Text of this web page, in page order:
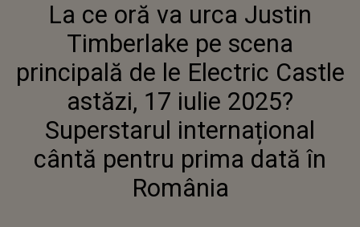
PRINCIPALĂ DE LE ELECTRIC
CASTLE ASTĂZI, 17 IULIE 2025?
SUPERSTARUL INTERNAȚIONAL
CÂNTĂ PENTRU PRIMA DATĂ ÎN
La ce oră va urca Justin
Timberlake pe scena
principală de le Electric Castle
astăzi, 17 iulie 2025?
Superstarul internațional
cântă pentru prima dată în
România